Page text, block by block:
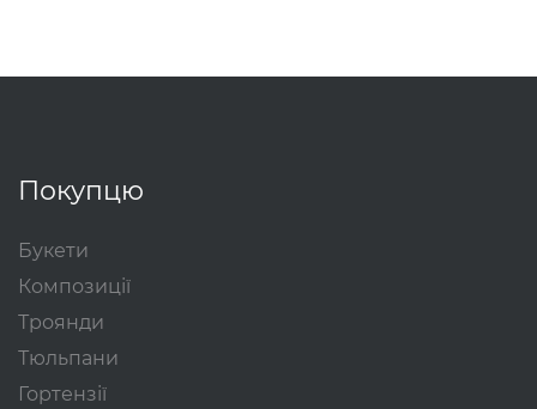
Покупцю
Букети
Композиції
Троянди
Тюльпани
Гортензії